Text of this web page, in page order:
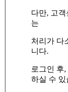
다만, 고객
는
처리가 다
니다.
로그인 후
하실 수 있